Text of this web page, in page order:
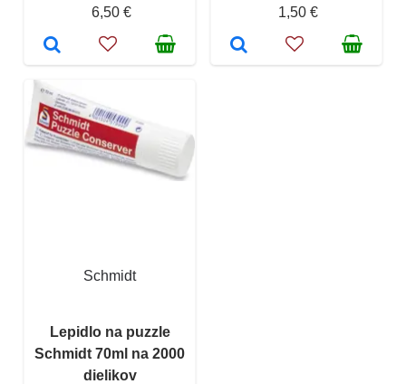
6,50 €
1,50 €
Schmidt
Lepidlo na puzzle
Schmidt 70ml na 2000
dielikov